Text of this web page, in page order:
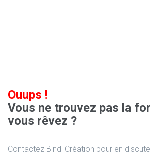
Ouups !
Vous ne trouvez pas la
vous rêvez ?
Contactez Bindi Création pour en